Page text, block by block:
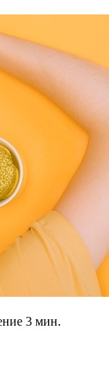
3 мин.